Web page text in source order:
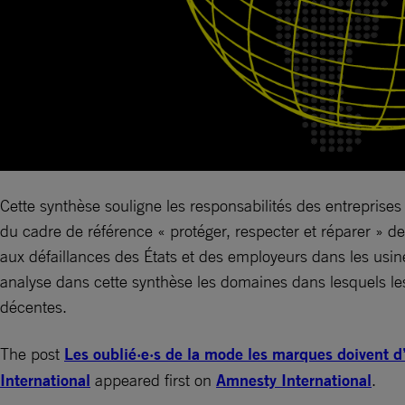
Cette synthèse souligne les responsabilités des
du cadre de référence « protéger, respecter et réparer »
aux défaillances des États et des employeurs dans les
analyse dans cette synthèse les domaines dans lesquels
décentes.
The post Les oublié·e·s de la mode les marques doivent
International appeared first on Amnesty International.